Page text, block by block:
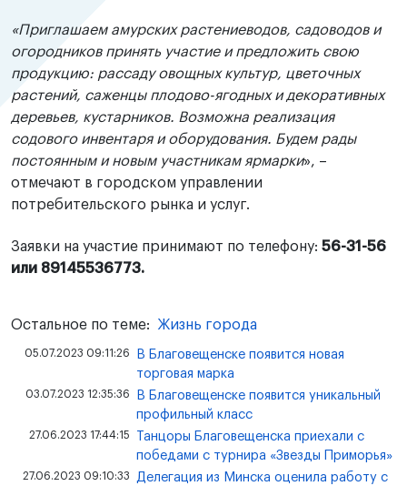
«Приглашаем амурских растениеводов, садоводов и
огородников принять участие и предложить свою
продукцию: рассаду овощных культур, цветочных
растений, саженцы плодово-ягодных и декоративных
деревьев, кустарников. Возможна реализация
содового инвентаря и оборудования. Будем рады
постоянным и новым участникам ярмарки», –
отмечают в городском управлении
потребительского рынка и услуг.
Заявки на участие принимают по телефону: 56-31-56
или 89145536773.
Остальное по теме: Жизнь города
05.07.2023 09:11:26
В Благовещенске появится новая
торговая марка
03.07.2023 12:35:36
В Благовещенске появится уникальный
профильный класс
27.06.2023 17:44:15
Танцоры Благовещенска приехали с
победами с турнира «Звезды Приморья»
27.06.2023 09:10:33
Делегация из Минска оценила работу с